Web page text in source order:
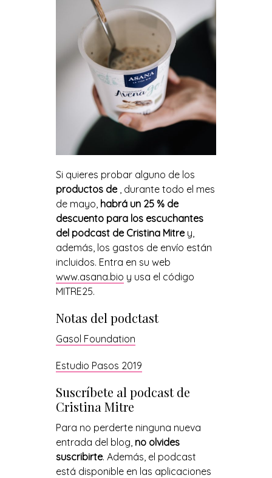
Si quieres probar alguno de los
productos de , durante todo el mes
de mayo, habrá un 25 % de
descuento para los escuchantes
del podcast de Cristina Mitrey,
además, los gastos de envío están
incluidos. Entra en su web
www.asana.bio y usa el código
MITRE25.
Notas del podctast
Gasol Foundation
Estudio Pasos 2019
Suscríbete al podcast de
Cristina Mitre
Para no perderte ninguna nueva
entrada del blog, no olvides
suscribirte. Además, el podcast
está disponible en las aplicaciones